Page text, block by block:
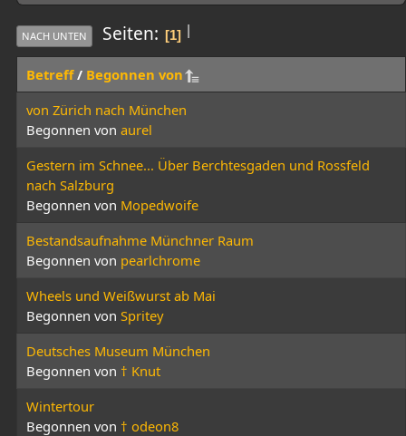
|
NACH UNTEN Seiten 1
Betreff/ Begonnen von
von Zürich nach München
Begonnen von aurel
Gestern im Schnee... Über Berchtesgaden und Rossfeld
nach Salzburg
Begonnen von Mopedwoife
Bestandsaufnahme Münchner Raum
Begonnen von pearlchrome
Wheels und Weißwurst ab Mai
Begonnen von Spritey
Deutsches Museum München
Begonnen von † Knut
Wintertour
Begonnen von † odeon8